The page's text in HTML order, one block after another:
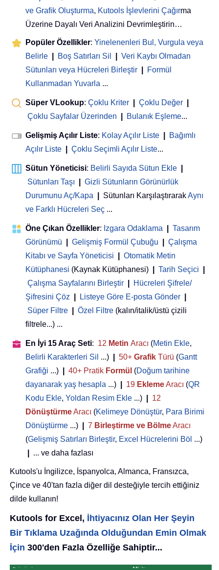
ve Grafik Oluşturma, Kutools İşlevlerini Çağırma
Üzerine Dayalı Veri Analizini Devrimleştirin…
Popüler Özellikler: Yinelenenleri Bul, Vurgula veya
Belirle
Boş Satırları Sil
Veri Kaybı Olmadan
Sütunları veya Hücreleri Birleştir
Formül
Kullanmadan Yuvarla ...
Süper VLookup: Çoklu Kriter Çoklu Değer
Çoklu Sayfalar Üzerinden
Bulanık Eşleme...
Gelişmiş Açılır Liste: Kolay Açılır Liste
Bağımlı
Açılır Liste
Çoklu Seçimli Açılır Liste...
Sütun Yöneticisi: Belirli Sayıda Sütun Ekle
Sütunları Taşı
Gizli Sütunların Görünürlük
Durumunu Aç/Kapa
Sütunları KarşılaştırarakAynı
ve Farklı Hücreleri Seç ...
Öne Çıkan Özellikler: Izgara Odaklama
Tasarım
Görünümü
Gelişmiş Formül Çubuğu
Çalışma
Kitabı ve Sayfa Yöneticisi
Otomatik Metin
Kütüphanesi (Kaynak Kütüphanesi) Tarih Seçici
Çalışma Sayfalarını Birleştir
Hücreleri Şifrele/
Şifresini Çöz
Listeye Göre E-posta Gönder
Süper Filtre
Özel Filtre (kalın/italik/üstü çizili
filtrele...) ...
En İyi 15 Araç Seti: 12 Metin Aracı (Metin Ekle,
Belirli Karakterleri Sil ...) 50+ Grafik Türü (Gantt
Grafiği ...) 40+ Pratik Formül (Doğum tarihine
dayanarak yaş hesapla ...) 19 EklemeAracı (QR
Kodu Ekle, Yoldan Resim Ekle ...)
12
DönüştürmeAracı (Kelimeye Dönüştür, Para Birimi
Dönüştürme ...) 7 Birleştirme ve BölmeAracı
(Gelişmiş Satırları Birleştir, Excel Hücrelerini Böl ...)
... ve daha fazlası
Kutools'u İngilizce, İspanyolca, Almanca, Fransızca,
Çince ve 40'tan fazla diğer dil desteğiyle tercih ettiğiniz
dilde kullanın!
Kutools for Excel, İhtiyacınız Olan Her Şeyin
Bir Tıklama Uzağında Olduğundan Emin Olmak
İçin 300'den Fazla Özelliğe Sahiptir...